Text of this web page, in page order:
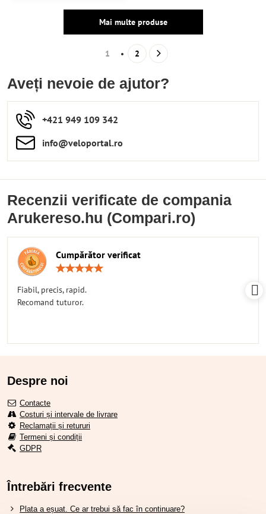
Mai multe produse
1 2
Aveți nevoie de ajutor?
+421 949 109 342
info​​@veloportal​.ro
Recenzii verificate de compania
Arukereso.hu (Compari.ro)
Cumpărător verificat
Fiabil, precis, rapid.
Recomand tuturor.
Despre noi
Contacte
Costuri și intervale de livrare
Reclamații și retururi
Termeni și condiții
GDPR
Întrebări frecvente
Plata a eșuat. Ce ar trebui să fac în continuare?